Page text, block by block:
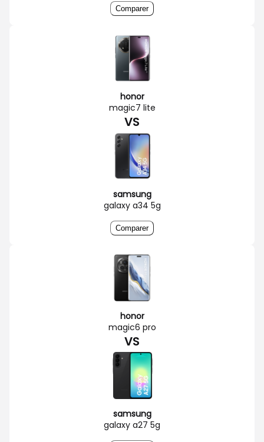
Comparer
honor
magic7 lite
VS
samsung
galaxy a34 5g
Comparer
honor
magic6 pro
VS
samsung
galaxy a27 5g